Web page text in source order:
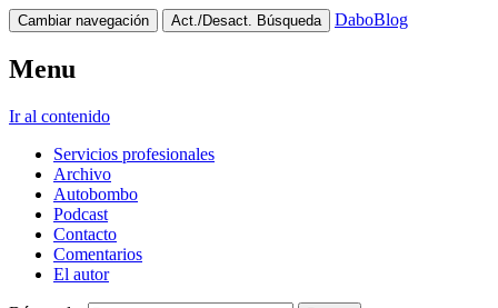
Cambiar navegación Act./Desact. Búsqueda DaboBlog
Menu
Ir al contenido
Servicios profesionales
Archivo
Autobombo
Podcast
Contacto
Comentarios
El autor